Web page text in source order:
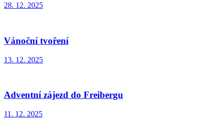
28. 12. 2025
Vánoční tvoření
13. 12. 2025
Adventní zájezd do Freibergu
11. 12. 2025